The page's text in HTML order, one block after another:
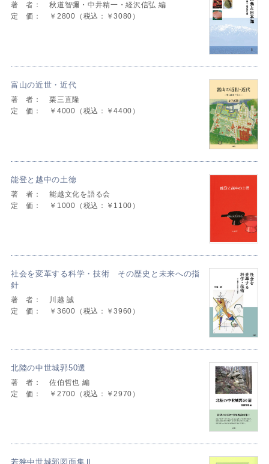
著 者：
秋道智彌・中井精一・経沢信弘 編
定 価：
￥2800（税込：￥3080）
富山の近世・近代
著 者：
栗三直隆
定 価：
￥4000（税込：￥4400）
能登と越中の土徳
著 者：
能越文化を語る会
定 価：
￥1000（税込：￥1100）
社会を変革する科学・技術 その歴史と未来への指
針
著 者：
川越 誠
定 価：
￥3600（税込：￥3960）
北陸の中世城郭50選
著 者：
佐伯哲也 編
定 価：
￥2700（税込：￥2970）
若狭中世城郭図面集Ⅱ